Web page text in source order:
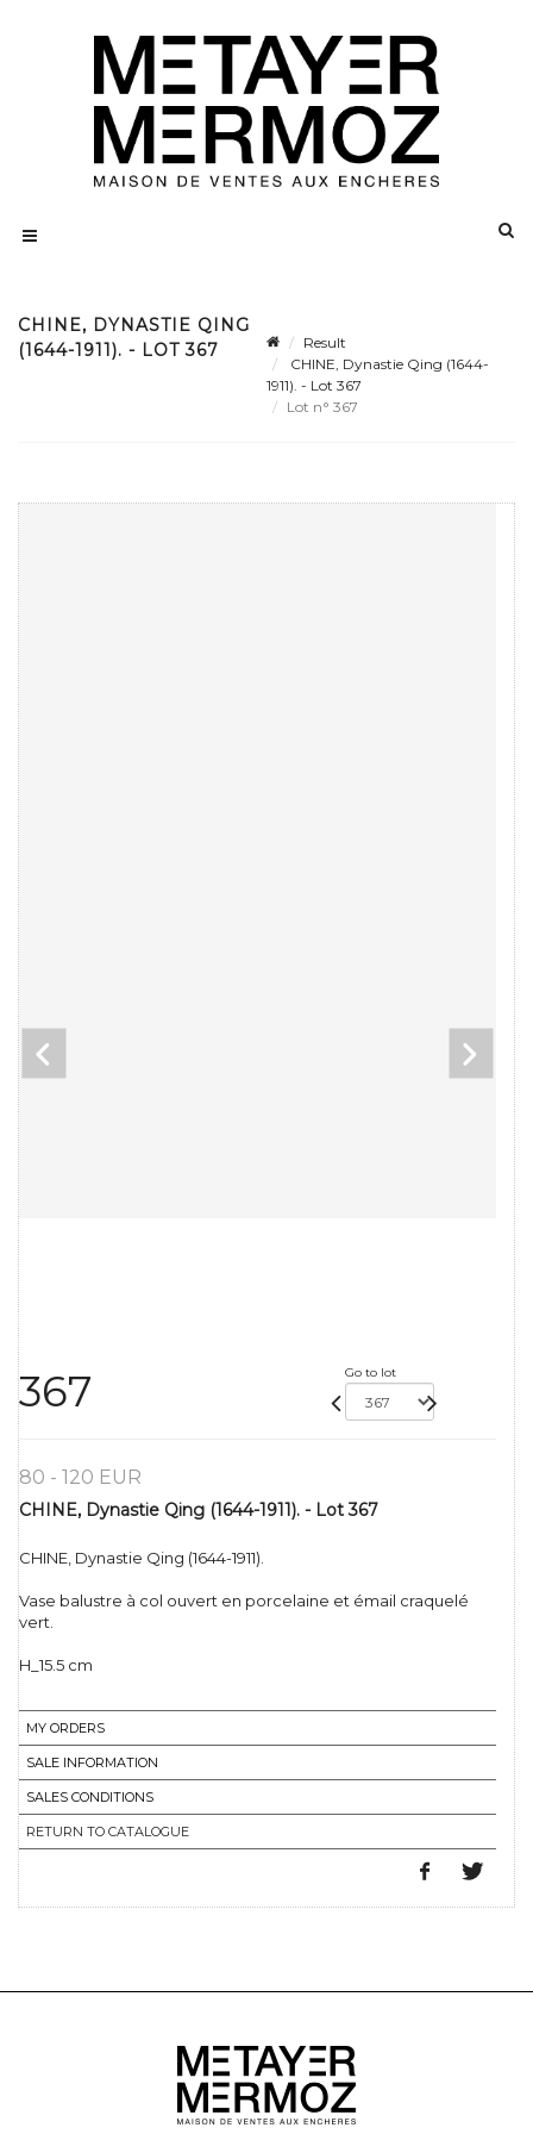
CHINE, DYNASTIE QING
(1644-1911). - LOT 367
Result
CHINE, Dynastie Qing (1644-
1911). - Lot 367
Lot n° 367
367 Go to lot
80 - 120 EUR
CHINE, Dynastie Qing (1644-1911). - Lot 367
CHINE, Dynastie Qing (1644-1911).
Vase balustre à col ouvert en porcelaine et émail craquelé
vert.
H_15.5 cm
MY ORDERS
SALE INFORMATION
SALES CONDITIONS
RETURN TO CATALOGUE